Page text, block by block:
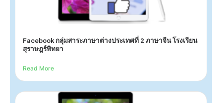
Facebook กลุ่มสาระภาษาต่างประเทศที่ 2 ภาษาจีน โรงเรียน
สุราษฎร์พิทยา
Read More